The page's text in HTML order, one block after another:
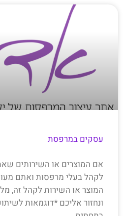
עסקים במרפסת
אם המוצרים או השירותים
לקהל בעלי מרפסות ואתם
המוצר או השירות לקהל זה,
ונחזור אליכם *דוגמאות